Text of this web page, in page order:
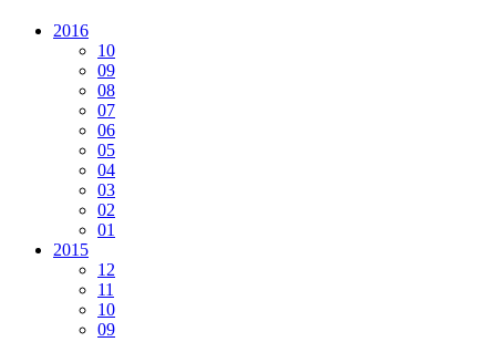
2016
10
09
08
07
06
05
04
03
02
01
2015
12
11
10
09